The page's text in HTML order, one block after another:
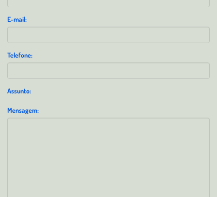
E-mail:
Telefone:
Assunto:
Mensagem: